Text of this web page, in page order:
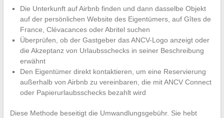
Die Unterkunft auf Airbnb finden und dann dasselbe Objekt
auf der persönlichen Website des Eigentümers, auf Gîtes de
France, Clévacances oder Abritel suchen
Überprüfen, ob der Gastgeber das ANCV-Logo anzeigt oder
die Akzeptanz von Urlaubsschecks in seiner Beschreibung
erwähnt
Den Eigentümer direkt kontaktieren, um eine Reservierung
außerhalb von Airbnb zu vereinbaren, die mit ANCV Connect
oder Papierurlaubsschecks bezahlt wird
Diese Methode beseitigt die Umwandlungsgebühr. Sie hebt